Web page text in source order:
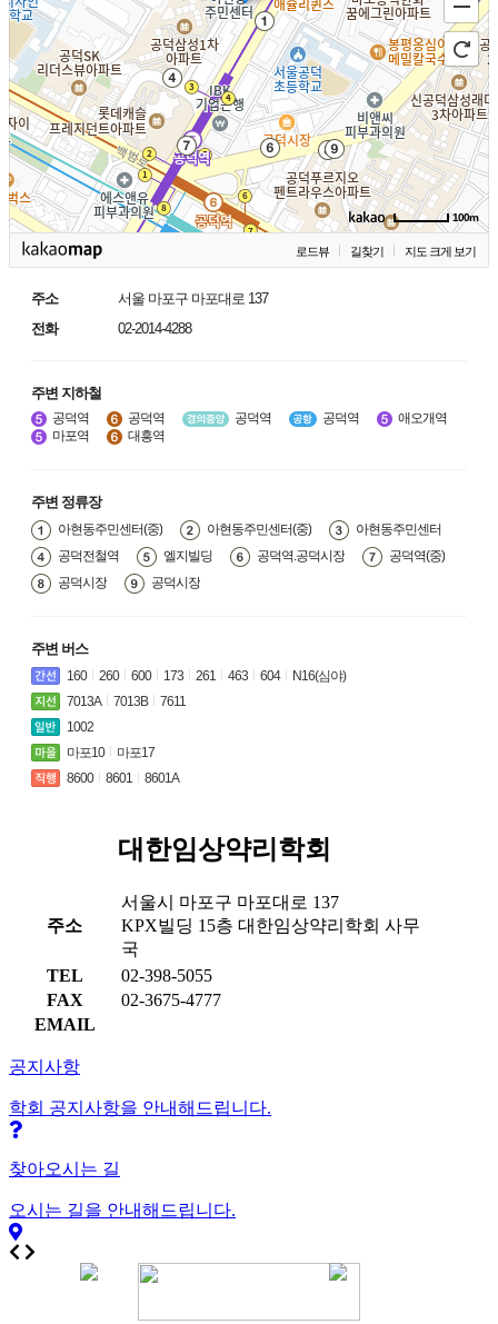
100m
로드뷰 길찾기 지도 크게 보기
주소
서울 마포구 마포대로 137
전화
02-2014-4288
주변 지하철
공덕역 공덕역 공덕역 공덕역
애오개역
마포역
대흥역
주변 정류장
아현동주민센터(중) 아현동주민센터(중)
아현동주민센터
공덕전철역
엘지빌딩 공덕역.공덕시장
공덕역(중)
공덕시장
공덕시장
주변 버스
160 260 600 173 261 463 604
N16(심야)
7013A
7013B
7611
1002
마포10
마포17
8600
8601 8601A
대한임상약리학회
주소
서울시 마포구 마포대로 137
KPX빌딩 15층 대한임상약리학회 사무
국
TEL
02-398-5055
FAX
02-3675-4777
EMAIL
공지사항
학회 공지사항을 안내해드립니다.
찾아오시는 길
오시는 길을 안내해드립니다.